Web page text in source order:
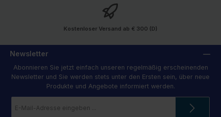
Kostenloser Versand ab € 300 (D)
Newsletter
Abonnieren Sie jetzt einfach unseren regelmäßig erscheinenden
Newsletter und Sie werden stets unter den Ersten sein, über neue
Produkte und Angebote informiert werden.
Mail-